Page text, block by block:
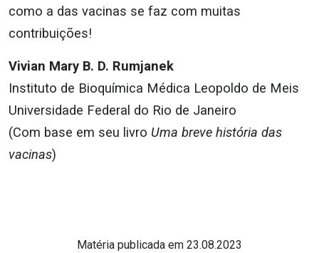
como a das vacinas se faz com muitas
contribuições!
Vivian Mary B. D. Rumjanek
Instituto de Bioquímica Médica Leopoldo de Meis
Universidade Federal do Rio de Janeiro
(Com base em seu livro Uma breve história das
vacinas)
Matéria publicada em 23.08.2023